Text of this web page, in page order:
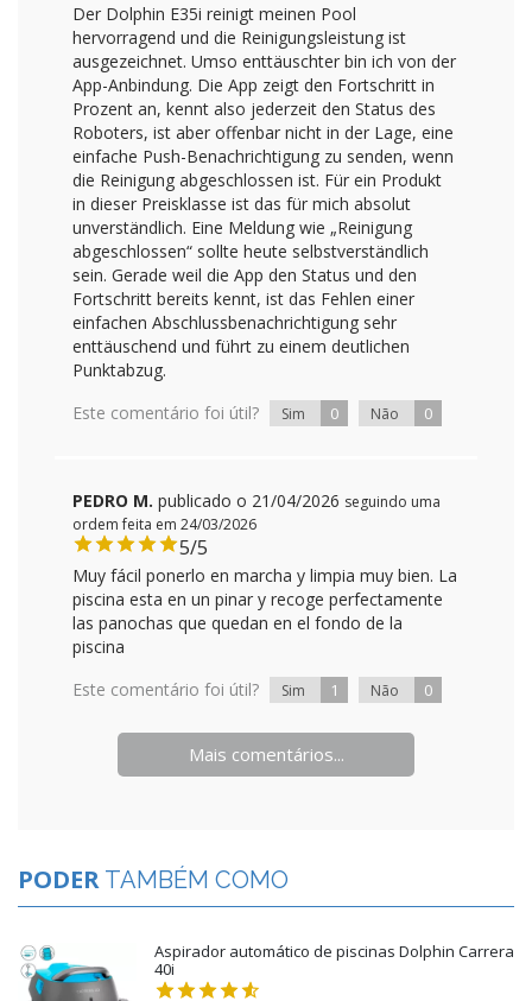
Der Dolphin E35i reinigt meinen Pool
hervorragend und die Reinigungsleistung ist
ausgezeichnet. Umso enttäuschter bin ich von der
App-Anbindung. Die App zeigt den Fortschritt in
Prozent an, kennt also jederzeit den Status des
Roboters, ist aber offenbar nicht in der Lage, eine
einfache Push-Benachrichtigung zu senden, wenn
die Reinigung abgeschlossen ist. Für ein Produkt
in dieser Preisklasse ist das für mich absolut
unverständlich. Eine Meldung wie „Reinigung
abgeschlossen“ sollte heute selbstverständlich
sein. Gerade weil die App den Status und den
Fortschritt bereits kennt, ist das Fehlen einer
einfachen Abschlussbenachrichtigung sehr
enttäuschend und führt zu einem deutlichen
Punktabzug.
Este comentário foi útil?
Sim 0 Não 0
PEDRO M.publicado o 21/04/2026 seguindo uma
ordem feita em 24/03/2026
5/5
Muy fácil ponerlo en marcha y limpia muy bien. La
piscina esta en un pinar y recoge perfectamente
las panochas que quedan en el fondo de la
piscina
Este comentário foi útil?
Sim 1 Não 0
Mais comentários...
PODER TAMBÉM COMO
Aspirador automático de piscinas Dolphin Carrera
40i